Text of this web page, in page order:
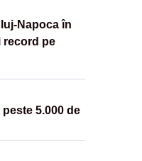
Napoca în
record pe
5.000 de